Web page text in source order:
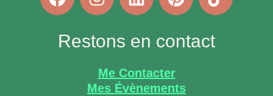
Restons en contact
Me Contacter
Mes Évènements